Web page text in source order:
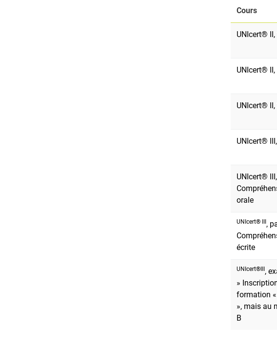
Cours
UNIcert®
UNIcert®
UNIcert®
UNIcert®
UNIcert®
orale
UNIcert® III,
écrite
UNIcert®III,
»
formation «
», mais au
B